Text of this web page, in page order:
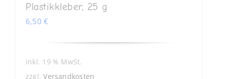
Plastikkleber, 25 g
6,50€
inkl. 19 % MwSt.
zzgl.Versandkosten